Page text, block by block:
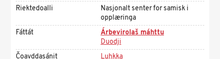
Riektedoalli
Nasjonalt senter for samisk i
opplæringa
Fáttát
Árbevirolaš máhttu
Duodji
Čoavddasánit
Luhkka